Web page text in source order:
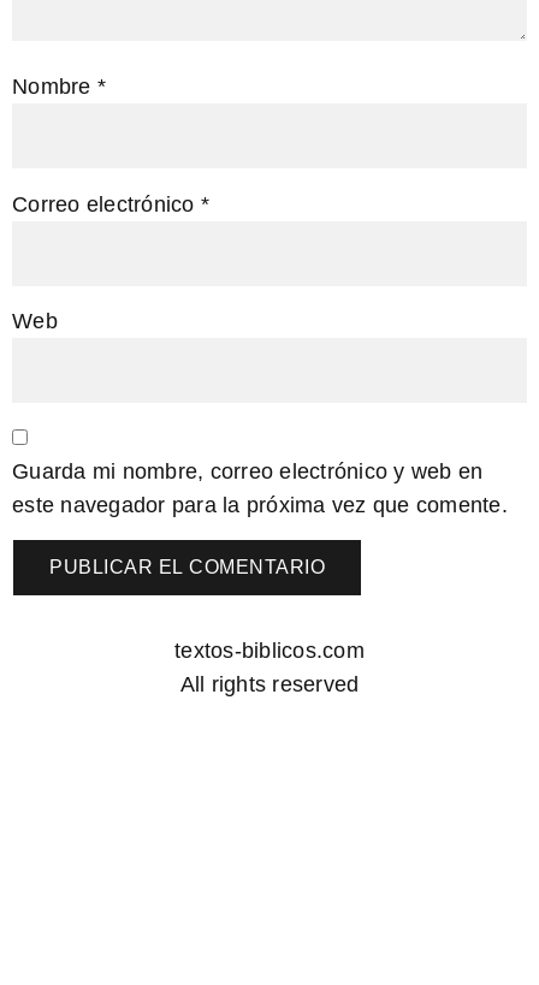
Nombre *
Correo electrónico *
Web
Guarda mi nombre, correo electrónico y web en
este navegador para la próxima vez que comente.
textos-biblicos.com
All rights reserved